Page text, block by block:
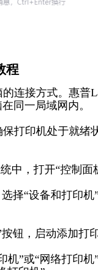
程
连接方式。惠普
同一局域网内。
打印机处于就绪
中，打开“控制面
择“设备和打印
钮，启动添加打
机”或“网络打印